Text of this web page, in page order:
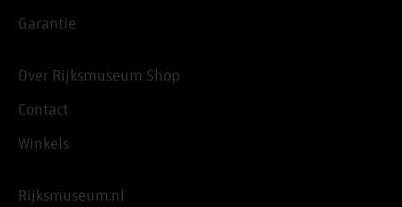
Garantie
Over Rijksmuseum Shop
Contact
Winkels
Rijksmuseum.nl